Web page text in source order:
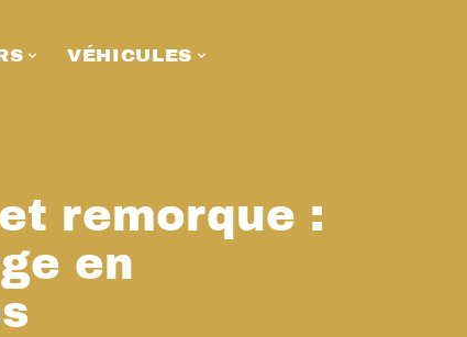
VÉHICULES
remorque :
en